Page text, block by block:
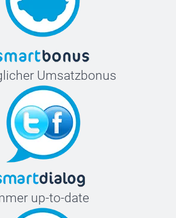
Umsatzbonus
up-to-date